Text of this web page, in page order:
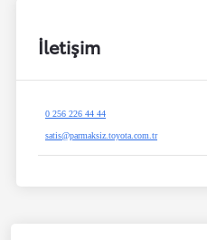
İletişim
0 256 226 44 44
satis@parmaksiz.toyota.com.tr